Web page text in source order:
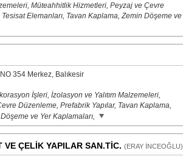
Müteahhitlik Hizmetleri, Peyzaj ve Çevre
Elemanları, Tavan Kaplama, Zemin Döşeme ve
354 Merkez, Balıkesir
İşleri, İzolasyon ve Yalıtım Malzemeleri,
Düzenleme, Prefabrik Yapılar, Tavan Kaplama,
ve Yer Kaplamaları,
VE ÇELİK YAPILAR SAN.TİC. (ERAY İNCEOĞLU)